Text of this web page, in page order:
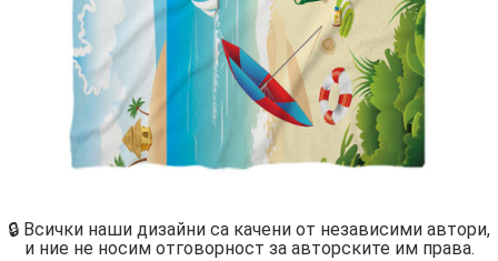
🔒 Всички наши дизайни са качени от независими автори,
и ние не носим отговорност за авторските им права.